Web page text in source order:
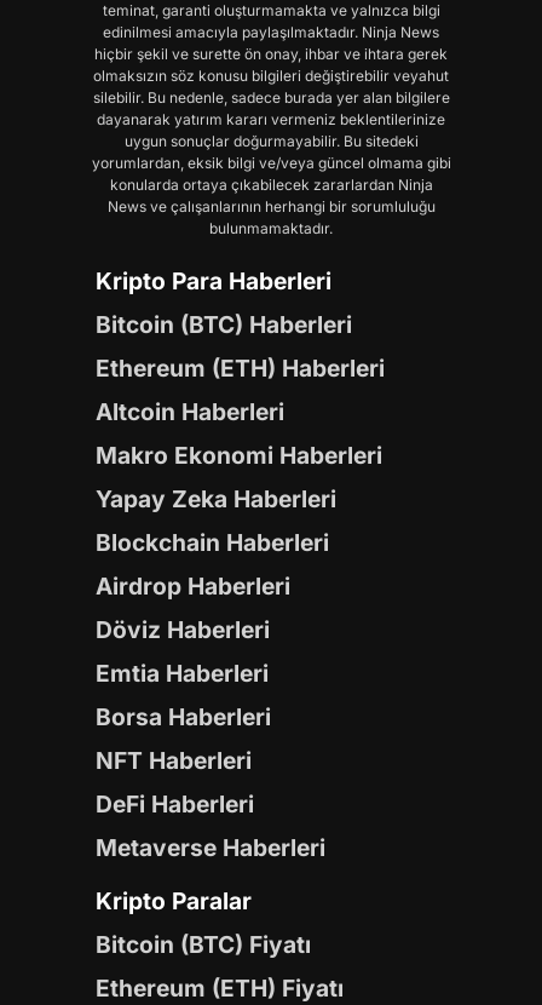
teminat, garanti oluşturmamakta ve yalnızca bilgi
edinilmesi amacıyla paylaşılmaktadır. Ninja News
hiçbir şekil ve surette ön onay, ihbar ve ihtara gerek
olmaksızın söz konusu bilgileri değiştirebilir veyahut
silebilir. Bu nedenle, sadece burada yer alan bilgilere
dayanarak yatırım kararı vermeniz beklentilerinize
uygun sonuçlar doğurmayabilir. Bu sitedeki
yorumlardan, eksik bilgi ve/veya güncel olmama gibi
konularda ortaya çıkabilecek zararlardan Ninja
News ve çalışanlarının herhangi bir sorumluluğu
bulunmamaktadır.
Kripto Para Haberleri
Bitcoin (BTC) Haberleri
Ethereum (ETH) Haberleri
Altcoin Haberleri
Makro Ekonomi Haberleri
Yapay Zeka Haberleri
Blockchain Haberleri
Airdrop Haberleri
Döviz Haberleri
Emtia Haberleri
Borsa Haberleri
NFT Haberleri
DeFi Haberleri
Metaverse Haberleri
Kripto Paralar
Bitcoin (BTC) Fiyatı
Ethereum (ETH) Fiyatı